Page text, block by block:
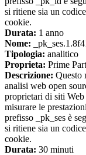
si ritiene sia un
cookie.
Durata: 1 anno
Nome:
Tipologia: analitico
Proprieta: Prime
Descrizione: Questo
analisi web open
proprietari di siti
misurare le
prefisso _pk_ses è
si ritiene sia un
cookie.
Durata: 30 minuti